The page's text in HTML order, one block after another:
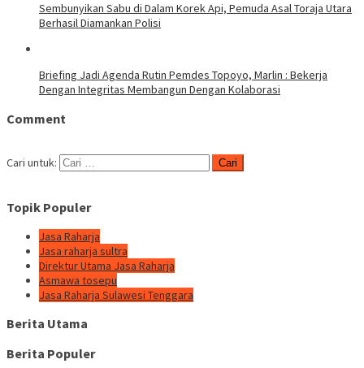
Sembunyikan Sabu di Dalam Korek Api, Pemuda Asal Toraja Utara
Berhasil Diamankan Polisi
Briefing Jadi Agenda Rutin Pemdes Topoyo, Marlin : Bekerja
Dengan Integritas Membangun Dengan Kolaborasi
Comment
Cari untuk:
Topik Populer
Jasa Raharja
Jasa raharja sultra
Direktur Utama Jasa Raharja
Asmawa tosepu
Jasa Raharja Sulawesi Tenggara
Berita Utama
Berita Populer